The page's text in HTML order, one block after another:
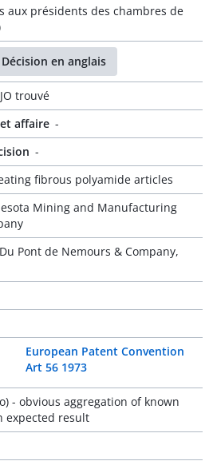
aux présidents des chambres de
Décision en anglais
trouvé
affaire -
-
fibrous polyamide articles
Mining and Manufacturing
Pont de Nemours & Company,
European Patent Convention
Art 56 1973
- obvious aggregation of known
expected result